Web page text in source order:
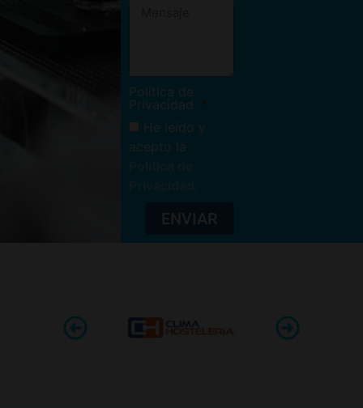
Política de
Privacidad
He leído y
acepto la
ENVIAR